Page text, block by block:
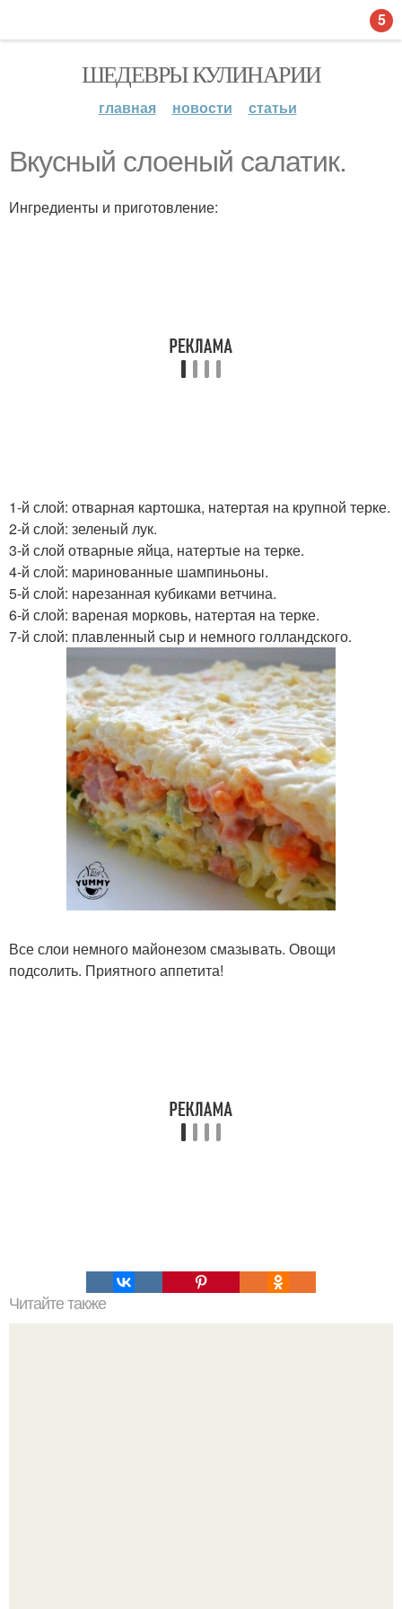
ШЕДЕВРЫ КУЛИНАРИИ
главная новости статьи
Вкусный слоеный салатик.
Ингредиенты и приготовление:
1-й слой: отварная картошка, натертая на крупной терке.
2-й слой: зеленый лук.
3-й слой отварные яйца, натертые на терке.
4-й слой: маринованные шампиньоны.
5-й слой: нарезанная кубиками ветчина.
6-й слой: вареная морковь, натертая на терке.
7-й слой: плавленный сыр и немного голландского.
Все слои немного майонезом смазывать. Овощи
подсолить. Приятного аппетита!
Читайте также
5